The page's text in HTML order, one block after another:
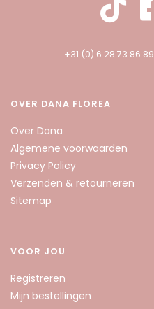
+31 (0) 6 28 73 86 89
OVER DANA FLOREA
Over Dana
Algemene voorwaarden
Privacy Policy
Verzenden & retourneren
Sitemap
VOOR JOU
Registreren
Mijn bestellingen